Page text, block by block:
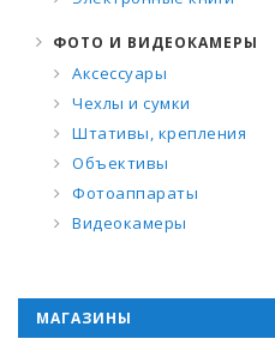
ФОТО И ВИДЕОКАМЕРЫ
Аксессуары
Чехлы и сумки
Штативы, крепления
Объективы
Фотоаппараты
Видеокамеры
МАГАЗИНЫ